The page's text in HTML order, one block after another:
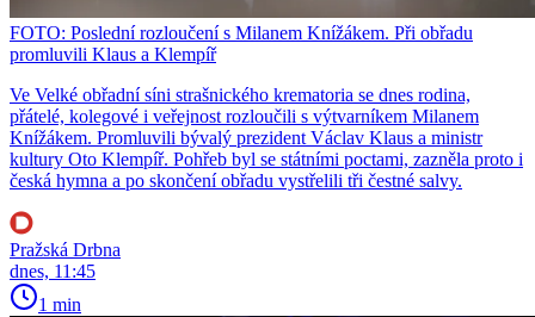
FOTO: Poslední rozloučení s Milanem Knížákem. Při obřadu
promluvili Klaus a Klempíř
Ve Velké obřadní síni strašnického krematoria se dnes rodina,
přátelé, kolegové i veřejnost rozloučili s výtvarníkem Milanem
Knížákem. Promluvili bývalý prezident Václav Klaus a ministr
kultury Oto Klempíř. Pohřeb byl se státními poctami, zazněla proto i
česká hymna a po skončení obřadu vystřelili tři čestné salvy.
Pražská Drbna
dnes, 11:45
1 min